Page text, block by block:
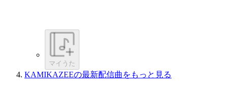
マイうた
KAMIKAZEEの最新配信曲をもっと見る